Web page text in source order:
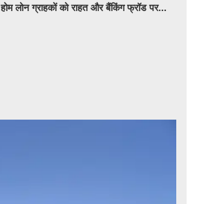
होम लोन ग्राहकों को राहत और बैंकिंग फ्रॉड पर